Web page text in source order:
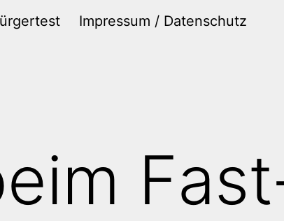
Impressum / Datenschutz